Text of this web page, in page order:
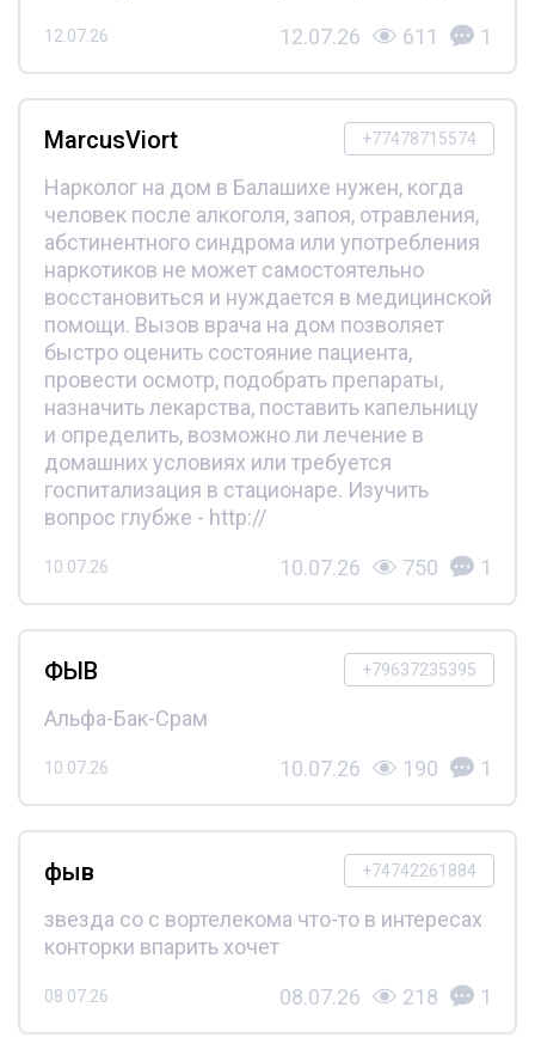
12.07.26 12.07.26 611 1
+77478715574
MarcusViort
Нарколог на дом в Балашихе нужен, когда
человек после алкоголя, запоя, отравления,
абстинентного синдрома или употребления
наркотиков не может самостоятельно
восстановиться и нуждается в медицинской
помощи. Вызов врача на дом позволяет
быстро оценить состояние пациента,
провести осмотр, подобрать препараты,
назначить лекарства, поставить капельницу
и определить, возможно ли лечение в
домашних условиях или требуется
госпитализация в стационаре. Изучить
вопрос глубже - http://
10.07.26 10.07.26 750 1
+79637235395
ФЫВ
Альфа-Бак-Срам
10.07.26 10.07.26 190 1
+74742261884
фыв
звезда со с вортелекома что-то в интересах
конторки впарить хочет
08.07.26 08.07.26 218 1